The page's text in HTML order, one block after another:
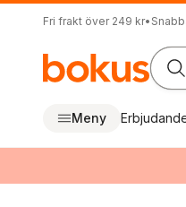
Fri frakt över 249 kr•
Meny